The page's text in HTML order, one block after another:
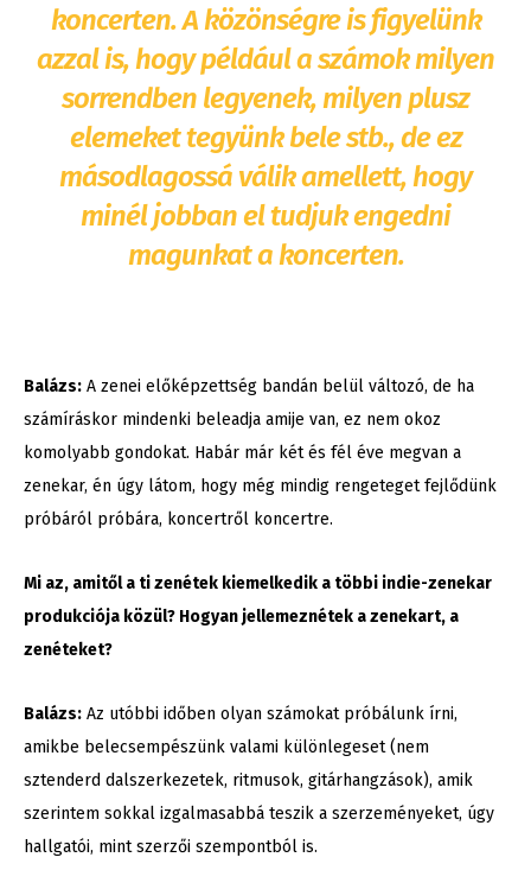
koncerten. A közönségre is figyelünk
azzal is, hogy például a számok milyen
sorrendben legyenek, milyen plusz
elemeket tegyünk bele stb., de ez
másodlagossá válik amellett, hogy
minél jobban el tudjuk engedni
magunkat a koncerten.
Balázs: A zenei előképzettség bandán belül változó, de ha
számíráskor mindenki beleadja amije van, ez nem okoz
komolyabb gondokat. Habár már két és fél éve megvan a
zenekar, én úgy látom, hogy még mindig rengeteget fejlődünk
próbáról próbára, koncertről koncertre.
Mi az, amitől a ti zenétek kiemelkedik a többi indie-zenekar
produkciója közül? Hogyan jellemeznétek a zenekart, a
zenéteket?
Balázs: Az utóbbi időben olyan számokat próbálunk írni,
amikbe belecsempészünk valami különlegeset (nem
sztenderd dalszerkezetek, ritmusok, gitárhangzások), amik
szerintem sokkal izgalmasabbá teszik a szerzeményeket, úgy
hallgatói, mint szerzői szempontból is.